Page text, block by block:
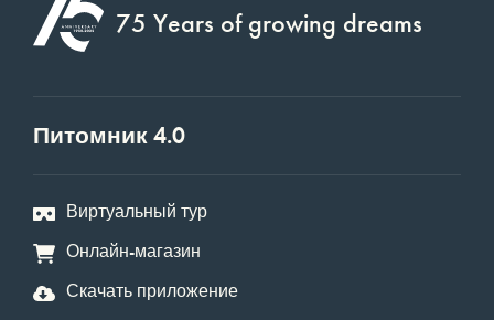
75 Years of growing dreams
Питомник 4.0
Виртуальный тур
Онлайн-магазин
Скачать приложение